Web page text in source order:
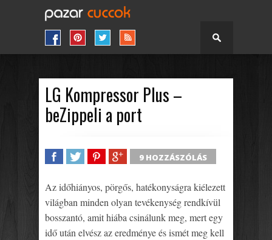
LG Kompressor Plus –
beZippeli a port
9 HOZZÁSZÓLÁS
Az időhiányos, pörgős, hatékonyságra kiélezett
világban minden olyan tevékenység rendkívül
bosszantó, amit hiába csinálunk meg, mert egy
idő után elvész az eredménye és ismét meg kell